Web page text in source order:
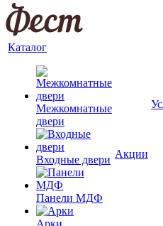
Каталог
Межкомнатные
двери
Входные двери
Панели МДФ
Арки
Акции